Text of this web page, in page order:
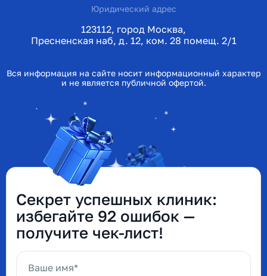
Юридический адрес
123112, город Москва,
Пресненская наб, д. 12, ком. 28 помещ. 2/1
Вся информация на сайте носит информационный характер
и не является публичной офертой.
Секрет успешных клиник:
избегайте 92 ошибок —
получите чек-лист!